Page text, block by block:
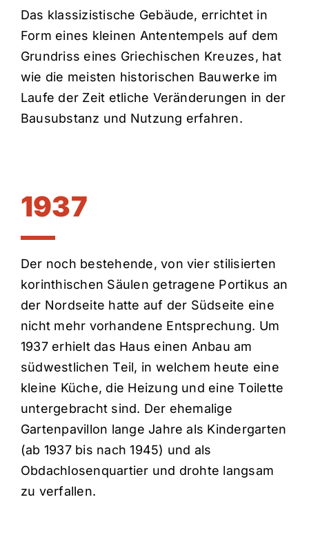
Das klassizistische Gebäude, errichtet in
Form eines kleinen Antentempels auf dem
Grundriss eines Griechischen Kreuzes, hat
wie die meisten historischen Bauwerke im
Laufe der Zeit etliche Veränderungen in der
Bausubstanz und Nutzung erfahren.
1937
Der noch bestehende, von vier stilisierten
korinthischen Säulen getragene Portikus an
der Nordseite hatte auf der Südseite eine
nicht mehr vorhandene Entsprechung. Um
1937 erhielt das Haus einen Anbau am
südwestlichen Teil, in welchem heute eine
kleine Küche, die Heizung und eine Toilette
untergebracht sind. Der ehemalige
Gartenpavillon lange Jahre als Kindergarten
(ab 1937 bis nach 1945) und als
Obdachlosenquartier und drohte langsam
zu verfallen.